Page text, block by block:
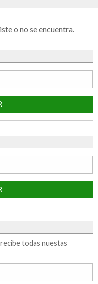
o no se encuentra.
todas nuestas